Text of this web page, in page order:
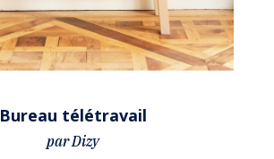
Bureau télétravail
par Dizy